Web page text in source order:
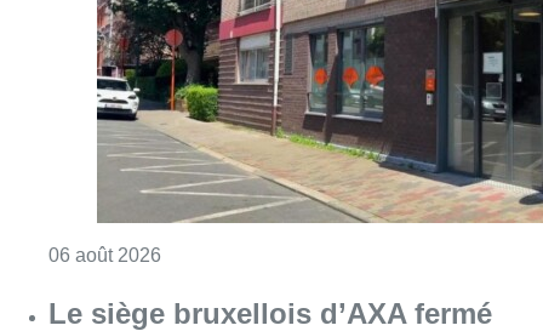
06 août 2026
Le siège bruxellois d’AXA fermé